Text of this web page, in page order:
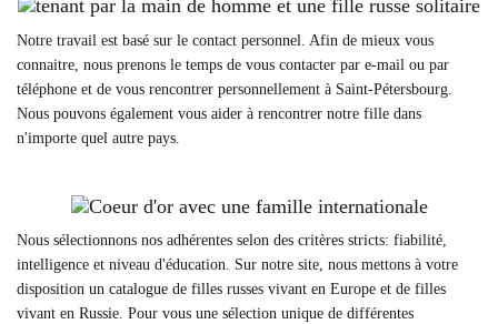
Notre travail est basé sur le contact personnel. Afin de mieux vous
connaitre, nous prenons le temps de vous contacter par e-mail ou par
téléphone et de vous rencontrer personnellement à Saint-Pétersbourg.
Nous pouvons également vous aider à rencontrer notre fille dans
n'importe quel autre pays.
Nous sélectionnons nos adhérentes selon des critères stricts: fiabilité,
intelligence et niveau d'éducation. Sur notre site, nous mettons à votre
disposition un catalogue de filles russes vivant en Europe et de filles
vivant en Russie. Pour vous une sélection unique de différentes